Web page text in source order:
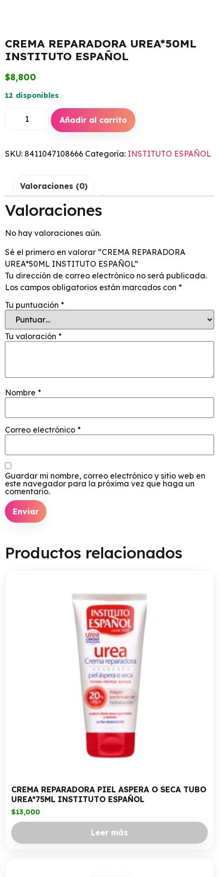
CREMA REPARADORA UREA*50ML
INSTITUTO ESPAÑOL
$8,800
12 disponibles
Añadir al carrito
SKU: 8411047108666 Categoría: INSTITUTO ESPAÑOL
Valoraciones (0)
Valoraciones
No hay valoraciones aún.
Sé el primero en valorar “CREMA REPARADORA
UREA*50ML INSTITUTO ESPAÑOL”
Tu dirección de correo electrónico no será publicada.
Los campos obligatorios están marcados con *
Tu puntuación *
Tu valoración *
Nombre *
Correo electrónico *
Guardar mi nombre, correo electrónico y sitio web en
este navegador para la próxima vez que haga un
comentario.
Productos relacionados
CREMA REPARADORA PIEL ASPERA O SECA TUBO
UREA*75ML INSTITUTO ESPAÑOL
$13,000
Leer más